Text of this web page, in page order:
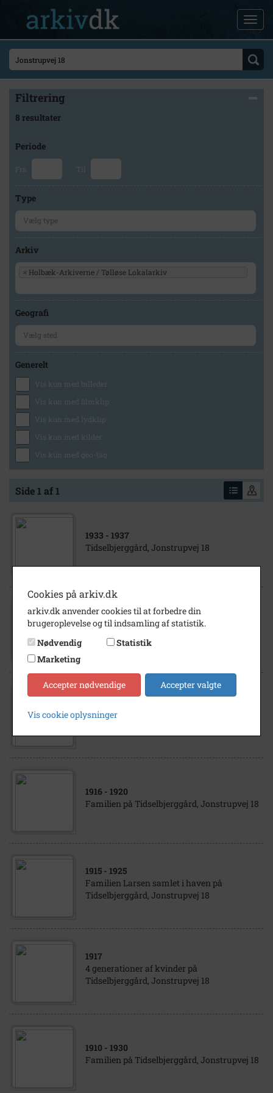
Filtrering
8 resultater
Periode
Fra Til
Type
Arkiv
× Holbæk-Arkiverne / Tølløse Lokalarkiv
Geografi
Generelt
Vis kun med billeder
Vis kun med filmklip
Vis kun med lydklip
Vis kun med kilder
Vis kun med geo-tag
Side 1 af 1
1933 - 1937
Tidselbjerggård, Jonstrupvej 18
1915- 1920
Maren Larsen, Tidselbjerggård, Jonstrupvej
1878- 1882
Hans Peter Larsen, Tidselbjerggård,
1916 - 1920
Familien på Tidselbjerggård, Jonstrupvej 18
1915 - 1925
Familien Larsen samlet i haven på
Tidselbjerggård, Jonstrupvej 18
1917
4 generationer af kvinder på
Tidselbjerggård, Jonstrupvej 18
1910 - 1930
Familien på Tidselbjerggård, Jonstrupvej 18
Cookies på arkiv.dk
arkiv.dk anvender cookies til at forbedre din
brugeroplevelse og til indsamling af statistik.
Nødvendig
Statistik
Marketing
Accepter nødvendige Accepter valgte
Vis cookie oplysninger